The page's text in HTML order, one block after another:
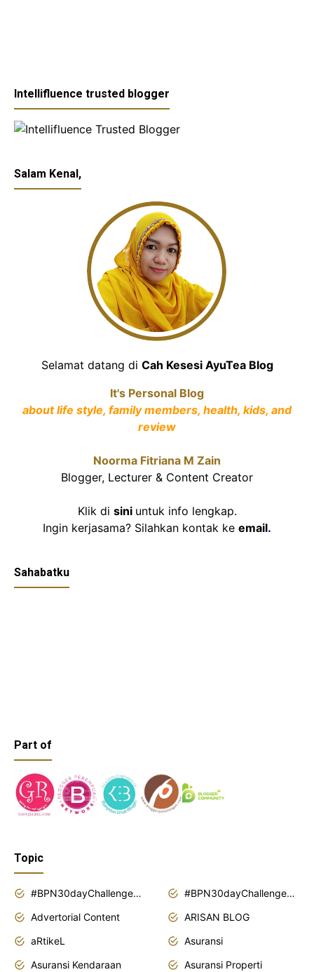
Intellifluence trusted blogger
Salam Kenal,
Selamat datang di Cah Kesesi AyuTea Blog
It's Personal Blog
about life style, family members, health, kids, and
review
Noorma Fitriana M Zain
Blogger, Lecturer & Content Creator
Klik di sini untuk info lengkap.
Ingin kerjasama? Silahkan kontak ke email.
Sahabatku
Part of
Topic
#BPN30dayChallenge2018
#BPN30dayChallenge2019
Advertorial Content
ARISAN BLOG
aRtikeL
Asuransi
Asuransi Kendaraan
Asuransi Properti